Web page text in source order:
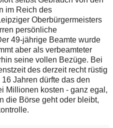
im Reich des
Oberbürgermeisters
persönliche
49-jährige Beamte wurde
aber als verbeamteter
seine vollen Bezüge. Bei
des derzeit recht rüstig
Jahren dürfte das den
Millionen kosten - ganz egal,
die Börse geht oder bleibt,